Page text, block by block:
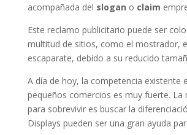
acompañada del slogan o claim
Este reclamo publicitario puede ser
multitud de sitios, como el mostrador,
escaparate, debido a su reducido
A día de hoy, la competencia existente
pequeños comercios es muy fuerte. La
para sobrevivir es buscar la
Displays pueden ser una gran ayuda